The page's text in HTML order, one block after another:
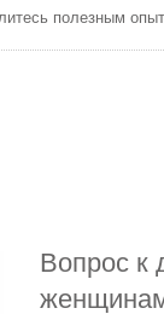
полезным
Вопрос к